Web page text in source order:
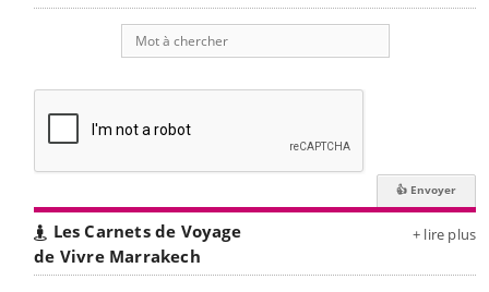
Les Carnets de Voyage
de Vivre Marrakech
+ lire plus